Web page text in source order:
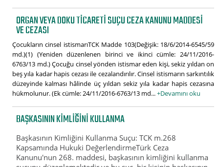
ORGAN VEYA DOKU TICARETI SUÇU CEZA KANUNU MADDESI
VE CEZASI
Çocukların cinsel istismarıTCK Madde 103(Değişik: 18/6/2014-6545/59
md.)(1) (Yeniden düzenlenen birinci ve ikinci cümle: 24/11/2016-
6763/13 md.) Çocuğu cinsel yönden istismar eden kişi, sekiz yıldan on
beş yıla kadar hapis cezası ile cezalandırılır. Cinsel istismarın sarkıntılık
düzeyinde kalması hâlinde üç yıldan sekiz yıla kadar hapis cezasına
hükmolunur. (Ek cümle: 24/11/2016-6763/13 md...+Devamını oku
BAŞKASININ KIMLIĞINI KULLANMA
Başkasının Kimliğini Kullanma Suçu: TCK m.268
Kapsamında Hukuki DeğerlendirmeTürk Ceza
Kanunu'nun 268. maddesi, başkasının kimliğini kullanma